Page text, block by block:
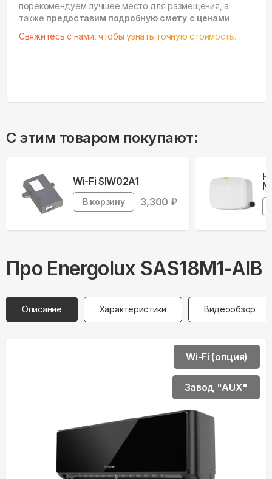
порекомендуем лучшее место для размещения, а
также предоставим подробную смету с ценами
Свяжитесь с нами, чтобы узнать точную стоимость.
С этим товаром покупают:
Wi-Fi SIW02A1
В корзину 3,300 ₽
Про Energolux SAS18M1-AIB
Описание Характеристики Видеообзор
Wi-Fi (опция)
Завод "AUX"